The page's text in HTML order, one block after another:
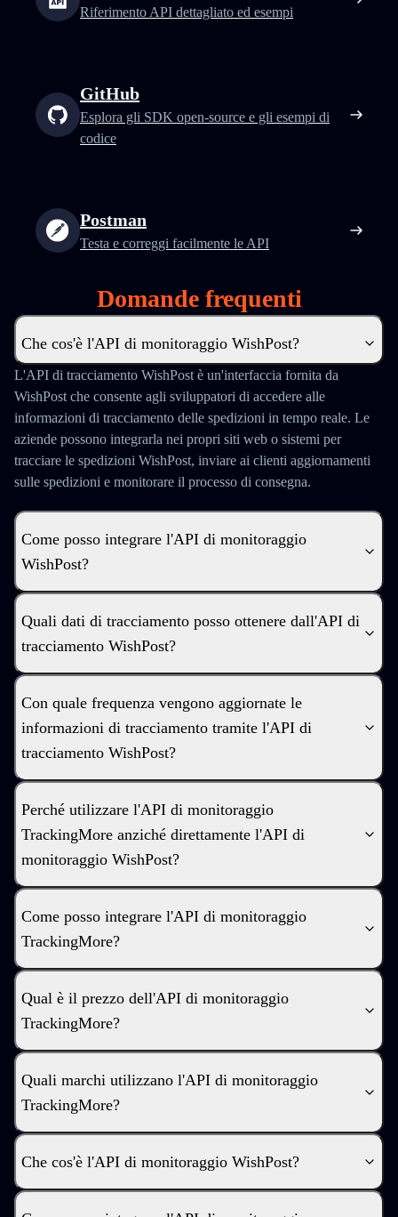
Riferimento API dettagliato ed esempi
GitHub
Esplora gli SDK open-source e gli esempi di
codice
Postman
Testa e correggi facilmente le API
Domande frequenti
Che cos'è l'API di monitoraggio WishPost?
L'API di tracciamento WishPost è un'interfaccia fornita da
WishPost che consente agli sviluppatori di accedere alle
informazioni di tracciamento delle spedizioni in tempo reale. Le
aziende possono integrarla nei propri siti web o sistemi per
tracciare le spedizioni WishPost, inviare ai clienti aggiornamenti
sulle spedizioni e monitorare il processo di consegna.
Come posso integrare l'API di monitoraggio
WishPost?
Quali dati di tracciamento posso ottenere dall'API di
tracciamento WishPost?
Con quale frequenza vengono aggiornate le
informazioni di tracciamento tramite l'API di
tracciamento WishPost?
Perché utilizzare l'API di monitoraggio
TrackingMore anziché direttamente l'API di
monitoraggio WishPost?
Come posso integrare l'API di monitoraggio
TrackingMore?
Qual è il prezzo dell'API di monitoraggio
TrackingMore?
Quali marchi utilizzano l'API di monitoraggio
TrackingMore?
Che cos'è l'API di monitoraggio WishPost?